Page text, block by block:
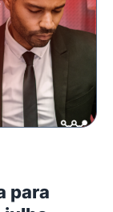
para